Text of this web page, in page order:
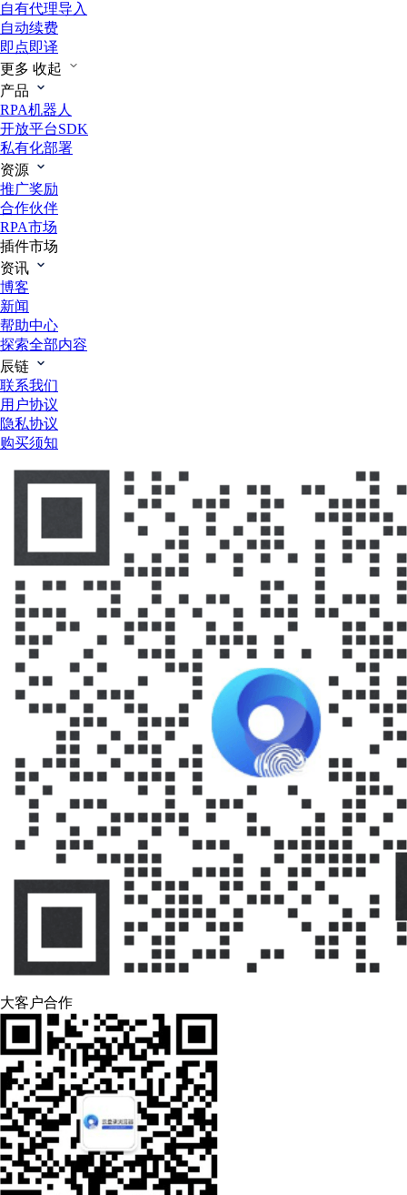
自有代理导入
自动续费
即点即译
更多 收起
产品
RPA机器人
开放平台SDK
私有化部署
资源
推广奖励
合作伙伴
RPA市场
插件市场
资讯
博客
新闻
帮助中心
探索全部内容
辰链
联系我们
用户协议
隐私协议
购买须知
大客户合作